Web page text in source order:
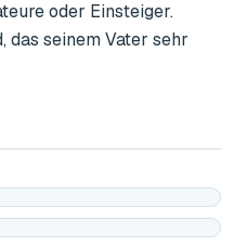
oder Einsteiger.
das seinem Vater sehr